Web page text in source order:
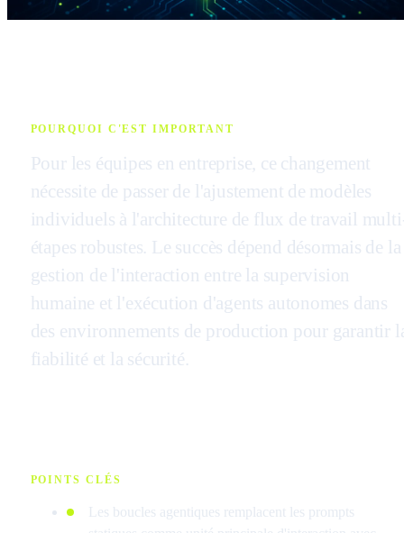
POURQUOI C'EST IMPORTANT
Pour les équipes en entreprise, ce changement
nécessite de passer de l'ajustement de modèles
individuels à l'architecture de flux de travail
étapes robustes. Le succès dépend désormais de la
gestion de l'interaction entre la supervision
humaine et l'exécution d'agents autonomes dans
des environnements de production pour garantir
fiabilité et la sécurité.
POINTS CLÉS
Les boucles agentiques remplacent les prompts